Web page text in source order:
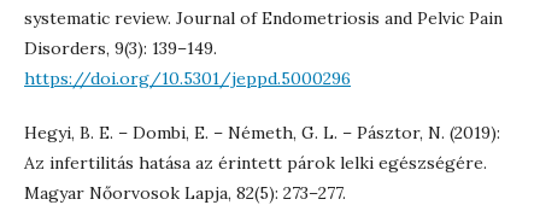
systematic review. Journal of Endometriosis and Pelvic Pain
Disorders, 9(3): 139–149.
https://doi.org/10.5301/jeppd.5000296
Hegyi, B. E. – Dombi, E. – Németh, G. L. – Pásztor, N. (2019):
Az infertilitás hatása az érintett párok lelki egészségére.
Magyar Nőorvosok Lapja, 82(5): 273–277.